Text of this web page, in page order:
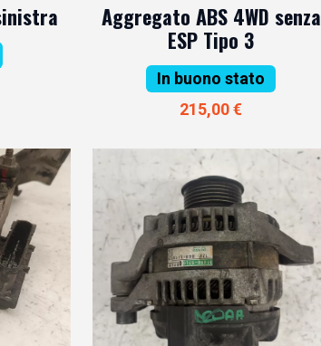
Aggregato ABS 4WD senza
ESP Tipo 3
In buono stato
215,00 €